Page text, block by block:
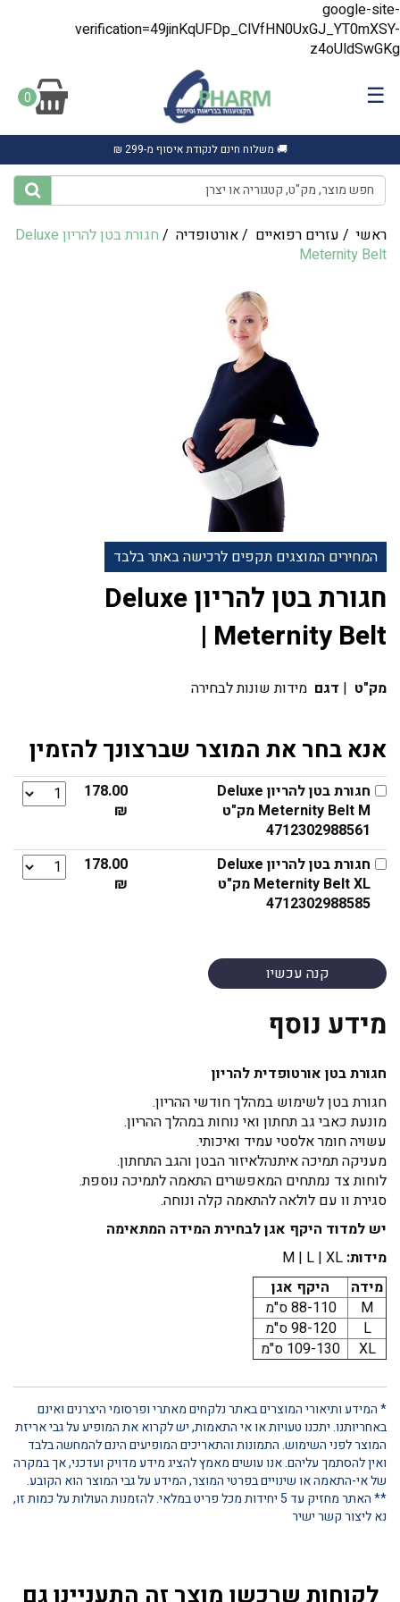
google-site-
verification=49jinKqUFDp_ClVfHN0UxGJ_YT0mXSY-
z4oUldSwGKg
☰
0
🚚 משלוח חינם לנקודת איסוף מ-299 ₪
ראשי / עזרים רפואיים /אורטופדיה /
חגורת בטן להריון Deluxe
Meternity Belt
המחירים המוצגים תקפים לרכישה באתר בלבד
חגורת בטן להריון Deluxe
Meternity Belt |
מק"ט | דגם מידות שונות לבחירה
אנא בחר את המוצר שברצונך להזמין
חגורת בטן להריון Deluxe
Meternity Belt M מק"ט
4712302988561
178.00
₪
חגורת בטן להריון Deluxe
Meternity Belt XL מק"ט
4712302988585
178.00
₪
קנה עכשיו
מידע נוסף
חגורת בטן אורטופדית להריון
חגורת בטן לשימוש במהלך חודשי ההריון.
מונעת כאבי גב תחתון ואי נוחות במהלך ההריון.
עשויה חומר אלסטי עמיד ואיכותי.
מעניקה תמיכה איתנהלאיזור הבטן והגב התחתון.
לוחות צד נמתחים המאפשרים התאמה לתמיכה נוספת.
סגירת וו עם לולאה להתאמה קלה ונוחה.
יש למדוד היקף אגן לבחירת המידה המתאימה
מידות: M | L | XL
מידה
היקף אגן
M
88-110 ס"מ
L
98-120 ס"מ
XL
109-130 ס"מ
* המידע ותיאורי המוצרים באתר נלקחים מאתרי ופרסומי היצרנים ואינם
באחריותנו. יתכנו טעויות או אי התאמות, יש לקרוא את המופיע על גבי אריזת
המוצר לפני השימוש. התמונות והתאריכים המופיעים הינם להמחשה בלבד
ואין להסתמך עליהם. אנו עושים מאמץ להציג מידע מדויק ועדכני, אך במקרה
של אי-התאמה או שינויים בפרטי המוצר, המידע על גבי המוצר הוא הקובע.
** האתר מחזיק עד 5 יחידות מכל פריט במלאי. להזמנות העולות על כמות זו,
נא ליצור קשר ישיר